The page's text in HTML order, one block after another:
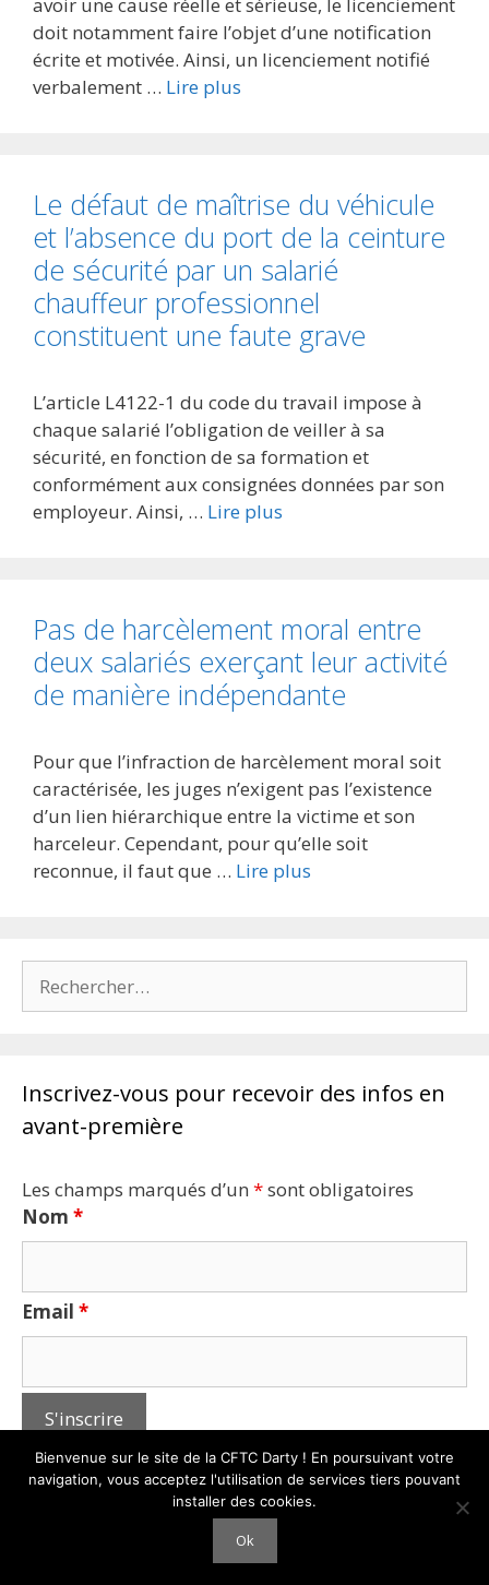
doit notamment faire l’objet d’une notification
écrite et motivée. Ainsi, un licenciement notifié
verbalement … Lire plus
Le défaut de maîtrise du véhicule
et l’absence du port de la ceinture
de sécurité par un salarié
chauffeur professionnel
constituent une faute grave
L’article L4122-1 du code du travail impose à
chaque salarié l’obligation de veiller à sa
sécurité, en fonction de sa formation et
conformément aux consignées données par son
employeur. Ainsi, … Lire plus
Pas de harcèlement moral entre
deux salariés exerçant leur activité
de manière indépendante
Pour que l’infraction de harcèlement moral soit
caractérisée, les juges n’exigent pas l’existence
d’un lien hiérarchique entre la victime et son
harceleur. Cependant, pour qu’elle soit
reconnue, il faut que … Lire plus
Inscrivez-vous pour recevoir des infos en
avant-première
Les champs marqués d’un *sont obligatoires
Nom *
Email *
Plan du site
Bienvenue sur le site de la CFTC Darty ! En poursuivant votre
navigation, vous acceptez l'utilisation de services tiers pouvant
installer des cookies.
Ok